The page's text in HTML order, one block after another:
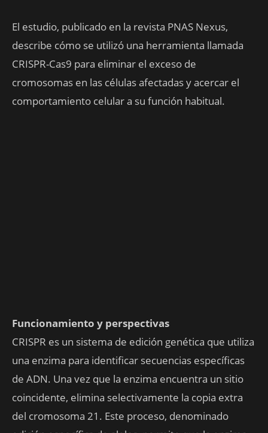
El estudio, publicado en la revista PNAS Nexus,
describe cómo se utilizó una herramienta llamada
CRISPR-Cas9 para eliminar el exceso de
cromosomas en las células afectadas y acercar el
comportamiento celular a su función habitual.
Funcionamiento y perspectivas
CRISPR es un sistema de edición genética que utiliza
una enzima para identificar secuencias específicas
de ADN. Una vez que la enzima encuentra un sitio
coincidente, elimina selectivamente la copia extra
del cromosoma 21. Este proceso, denominado